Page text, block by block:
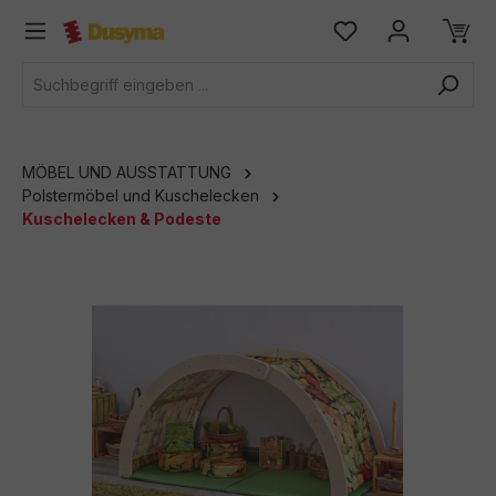
springen
MÖBEL UND AUSSTATTUNG
Polstermöbel und Kuschelecken
Kuschelecken & Podeste